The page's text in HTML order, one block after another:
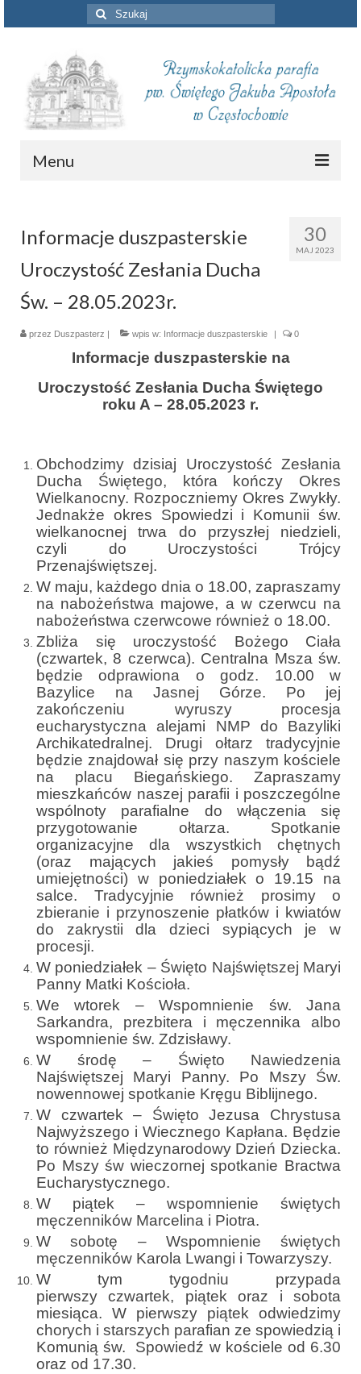
Szuklaj
w:
Menu
Intencje mszalne
Informacje duszpasterskie
Piszą o nas
Remont kościoła
Historia
Nasz patron
Kościół Rektoracki
Vademecum
Wspólnoty parafialne
Katecheza parafialna
Niezbędnik Katolika
Kaplica Adoracji
Pracownicy
e-Katolik
Nabożeństwa
Nabożeństwa różne
Pogrzeb katolicki
Sakramenty
Sakrament chrztu
Sakrament eucharystii
Sakrament bierzmowania
Sakrament pojednania
Sakrament małżeństwa
Sakrament kapłaństwa
Sakrament namaszczenia chorych
Galeria
Galerie 2026
Niedziela Palmowa 29.03.2026
Wielki Czwartek 02.04.2026
Wielki Piątek 03.04.2026
Wielka Sobota 04.04.2026
Godzina Miłosierdzia 12.04.2026
Galerie 2025
30
MAJ 2023
Informacje duszpasterskie
Uroczystość Zesłania Ducha
Św. – 28.05.2023r.
przez Duszpasterz wpis w: Informacje duszpasterskie 0
Informacje duszpasterskie na
Uroczystość Zesłania Ducha Świętego
roku A – 28.05.2023 r.
Obchodzimy dzisiaj Uroczystość Zesłania
Ducha Świętego, która kończy Okres
Wielkanocny. Rozpoczniemy Okres Zwykły.
Jednakże okres Spowiedzi i Komunii św.
wielkanocnej trwa do przyszłej niedzieli,
czyli do Uroczystości Trójcy
Przenajświętszej.
W maju, każdego dnia o 18.00, zapraszamy
na nabożeństwa majowe, a w czerwcu na
nabożeństwa czerwcowe również o 18.00.
Zbliża się uroczystość Bożego Ciała
(czwartek, 8 czerwca). Centralna Msza św.
będzie odprawiona o godz. 10.00 w
Bazylice na Jasnej Górze. Po jej
zakończeniu wyruszy procesja
eucharystyczna alejami NMP do Bazyliki
Archikatedralnej. Drugi ołtarz tradycyjnie
będzie znajdował się przy naszym kościele
na placu Biegańskiego. Zapraszamy
mieszkańców naszej parafii i poszczególne
wspólnoty parafialne do włączenia się
przygotowanie ołtarza. Spotkanie
organizacyjne dla wszystkich chętnych
(oraz mających jakieś pomysły bądź
umiejętności) w poniedziałek o 19.15 na
salce. Tradycyjnie również prosimy o
zbieranie i przynoszenie płatków i kwiatów
do zakrystii dla dzieci sypiących je w
procesji.
W poniedziałek – Święto Najświętszej Maryi
Panny Matki Kościoła.
We wtorek – Wspomnienie św. Jana
Sarkandra, prezbitera i męczennika albo
wspomnienie św. Zdzisławy.
W środę – Święto Nawiedzenia
Najświętszej Maryi Panny. Po Mszy Św.
nowennowej spotkanie Kręgu Biblijnego.
W czwartek – Święto Jezusa Chrystusa
Najwyższego i Wiecznego Kapłana. Będzie
to również Międzynarodowy Dzień Dziecka.
Po Mszy św wieczornej spotkanie Bractwa
Eucharystycznego.
W piątek – wspomnienie świętych
męczenników Marcelina i Piotra.
W sobotę – Wspomnienie świętych
męczenników Karola Lwangi i Towarzyszy.
W tym tygodniu przypada
pierwszy czwartek, piątek oraz i sobota
miesiąca. W pierwszy piątek odwiedzimy
chorych i starszych parafian ze spowiedzią i
Komunią św. Spowiedź w kościele od 6.30
oraz od 17.30.